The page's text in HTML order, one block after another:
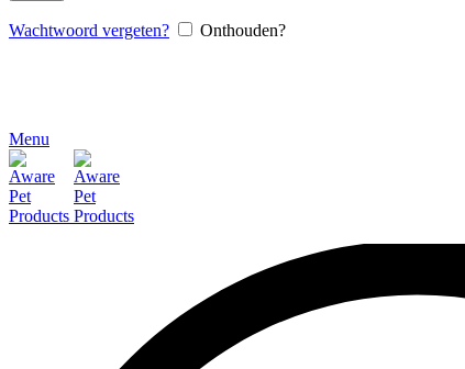
Wachtwoord vergeten? Onthouden?
Menu